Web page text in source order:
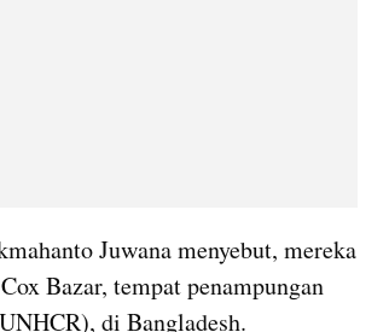
Juwana menyebut, mereka
Bazar, tempat penampungan
di Bangladesh.